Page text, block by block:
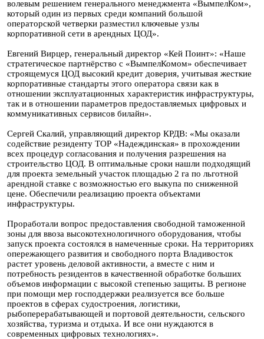
волевым решением генерального менеджмента «ВымпелКом»,
который один из первых среди компаний большой
операторской четверки разместил ключевые узлы
корпоративной сети в арендных ЦОД».
Евгений Вирцер, генеральный директор «Кей Поинт»: «Наше
стратегическое партнёрство с «ВымпелКомом» обеспечивает
строящемуся ЦОД высокий кредит доверия, учитывая жесткие
корпоративные стандарты этого оператора связи как в
отношении эксплуатационных характеристик инфраструктуры,
так и в отношении параметров предоставляемых цифровых и
коммуникативных сервисов билайн».
Сергей Скалий, управляющий директор КРДВ: «Мы оказали
содействие резиденту ТОР «Надеждинская» в прохождении
всех процедур согласования и получения разрешения на
строительство ЦОД. В оптимальные сроки нашли подходящий
для проекта земельный участок площадью 2 га по льготной
арендной ставке с возможностью его выкупа по сниженной
цене. Обеспечили реализацию проекта объектами
инфраструктуры.
Проработали вопрос предоставления свободной таможенной
зоны для ввоза высокотехнологичного оборудования, чтобы
запуск проекта состоялся в намеченные сроки. На территориях
опережающего развития и свободного порта Владивосток
растет уровень деловой активности, а вместе с ним и
потребность резидентов в качественной обработке больших
объемов информации с высокой степенью защиты. В регионе
при помощи мер господдержки реализуется все больше
проектов в сферах судостроения, логистики,
рыбоперерабатывающей и портовой деятельности, сельского
хозяйства, туризма и отдыха. И все они нуждаются в
современных цифровых технологиях».